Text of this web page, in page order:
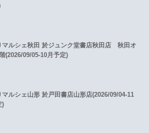
マルシェ秋田 於ジュンク堂書店秋田店 秋田オ
(2026/09/05-10月予定)
マルシェ山形 於戸田書店山形店(2026/09/04-11
)